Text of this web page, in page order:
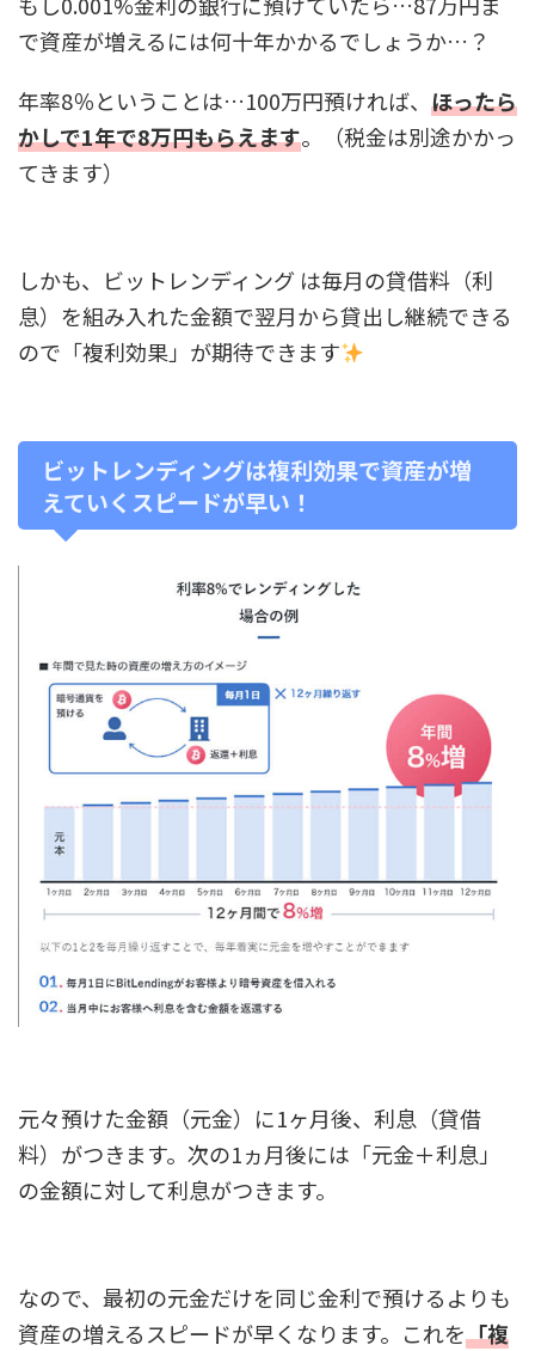
で資産が増えるには何十年かかるでしょうか…？
年率8％ということは…100万円預ければ、 ほったら
かしで1年で8万円もらえます。（税金は別途かかっ
てきます）
しかも、ビットレンディング は毎月の貸借料（利
息）を組み入れた金額で翌月から貸出し継続できる
ので「複利効果」が期待できます
ビットレンディングは複利効果で資産が増
えていくスピードが早い！
元々預けた金額（元金）に1ヶ月後、利息（貸借
料）がつきます。次の1ヵ月後には「元金＋利息」
の金額に対して利息がつきます。
なので、最初の元金だけを同じ金利で預けるよりも
資産の増えるスピードが早くなります。これを「複